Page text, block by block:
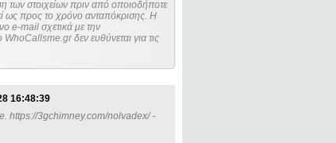
ως προς το χρόνο ανταπόκρισης. Η
e-mail σχετικά με την
δεν ευθύνεται για τις
16:48:39
https://3gchimney.com/nolvadex/ -